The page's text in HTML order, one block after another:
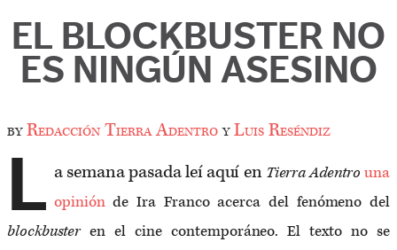
EL BLOCKBUSTER NO
ES NINGÚN ASESINO
byRedacción Tierra AdentroyLuis Reséndiz
L a semana pasada leí aquí en Tierra Adentrouna
opiniónde Ira Franco acerca del fenómeno del
blockbusteren el cine contemporáneo. El texto no se